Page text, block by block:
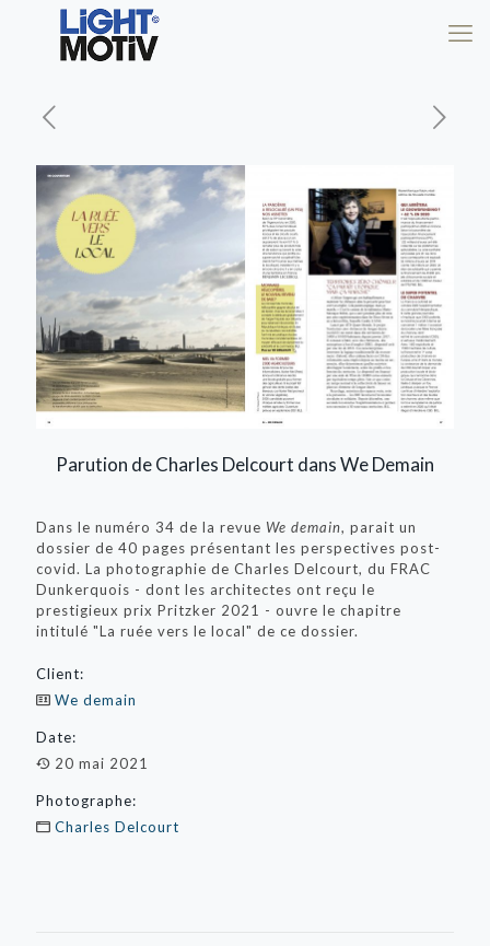
Parution de Charles Delcourt dans We Demain
Dans le numéro 34 de la revue We demain, parait un
dossier de 40 pages présentant les perspectives post-
covid. La photographie de Charles Delcourt, du FRAC
Dunkerquois - dont les architectes ont reçu le
prestigieux prix Pritzker 2021 - ouvre le chapitre
intitulé "La ruée vers le local" de ce dossier.
Client:
We demain
Date:
20 mai 2021
Photographe:
Charles Delcourt